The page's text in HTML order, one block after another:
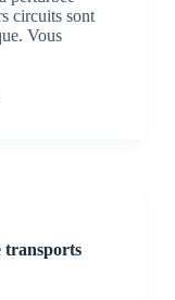
circuits sont
Vous
transports